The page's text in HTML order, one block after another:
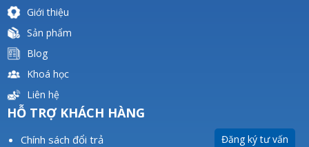
Đăng ký tư vấn
Giới thiệu
Sản phẩm
Blog
Khoá học
Liên hệ
HỖ TRỢ KHÁCH HÀNG
Chính sách đổi trả